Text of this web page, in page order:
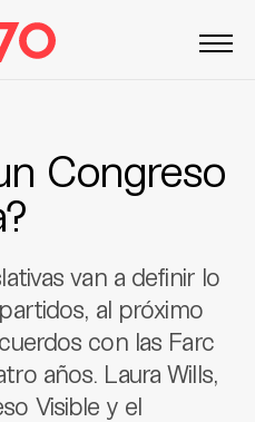
Congreso
van a definir lo
al próximo
con las Farc
años. Laura Wills,
Visible y el